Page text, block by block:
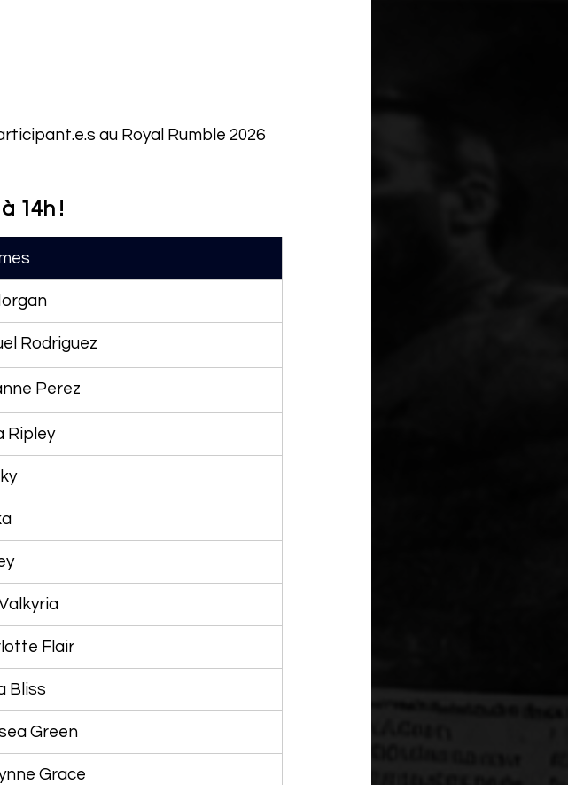
au Royal Rumble 2026
14h !
Rodriguez
Perez
Ripley
Flair
Bliss
Green
Grace